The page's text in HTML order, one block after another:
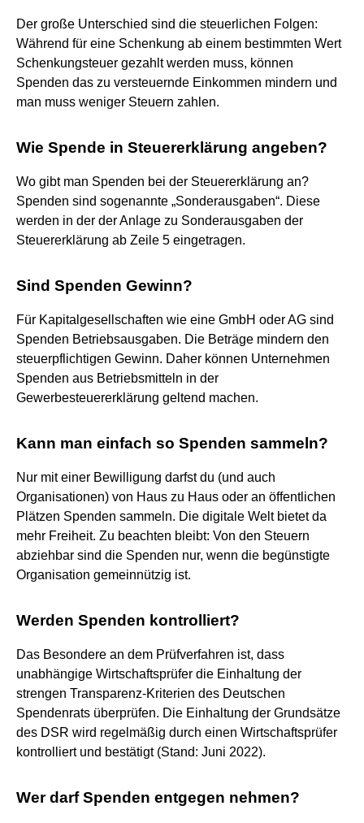
Der große Unterschied sind die steuerlichen Folgen:
Während für eine Schenkung ab einem bestimmten Wert
Schenkungsteuer gezahlt werden muss, können
Spenden das zu versteuernde Einkommen mindern und
man muss weniger Steuern zahlen.
Wie Spende in Steuererklärung angeben?
Wo gibt man Spenden bei der Steuererklärung an?
Spenden sind sogenannte „Sonderausgaben“. Diese
werden in der der Anlage zu Sonderausgaben der
Steuererklärung ab Zeile 5 eingetragen.
Sind Spenden Gewinn?
Für Kapitalgesellschaften wie eine GmbH oder AG sind
Spenden Betriebsausgaben. Die Beträge mindern den
steuerpflichtigen Gewinn. Daher können Unternehmen
Spenden aus Betriebsmitteln in der
Gewerbesteuererklärung geltend machen.
Kann man einfach so Spenden sammeln?
Nur mit einer Bewilligung darfst du (und auch
Organisationen) von Haus zu Haus oder an öffentlichen
Plätzen Spenden sammeln. Die digitale Welt bietet da
mehr Freiheit. Zu beachten bleibt: Von den Steuern
abziehbar sind die Spenden nur, wenn die begünstigte
Organisation gemeinnützig ist.
Werden Spenden kontrolliert?
Das Besondere an dem Prüfverfahren ist, dass
unabhängige Wirtschaftsprüfer die Einhaltung der
strengen Transparenz-Kriterien des Deutschen
Spendenrats überprüfen. Die Einhaltung der Grundsätze
des DSR wird regelmäßig durch einen Wirtschaftsprüfer
kontrolliert und bestätigt (Stand: Juni 2022).
Wer darf Spenden entgegen nehmen?